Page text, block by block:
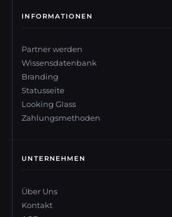
INFORMATIONEN
Partner werden
Wissensdatenbank
Branding
Statusseite
Looking Glass
Zahlungsmethoden
UNTERNEHMEN
Über Uns
Kontakt